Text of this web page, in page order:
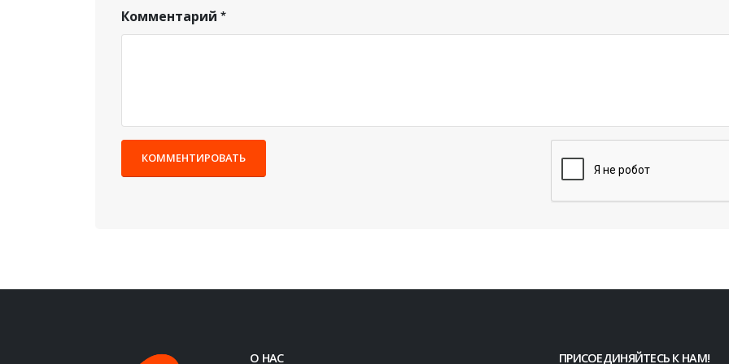
Комментарий
КОММЕНТИРОВАТЬ
О НАС ПРИСОЕДИНЯЙТЕСЬ К НАМ!